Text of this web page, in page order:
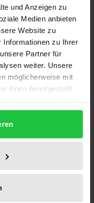
und Anzeigen zu
Medien anbieten
Website zu
Informationen zu Ihrer
Partner für
weiter. Unsere
möglicherweise mit
ihnen bereitgestellt
Form: So
Reichweite
und Steuerflucht
wenn
soll. Die
ein neues,
treuhänderische
hatte aber vor und
ins Ausland
BvS sieht sich
wenn sie